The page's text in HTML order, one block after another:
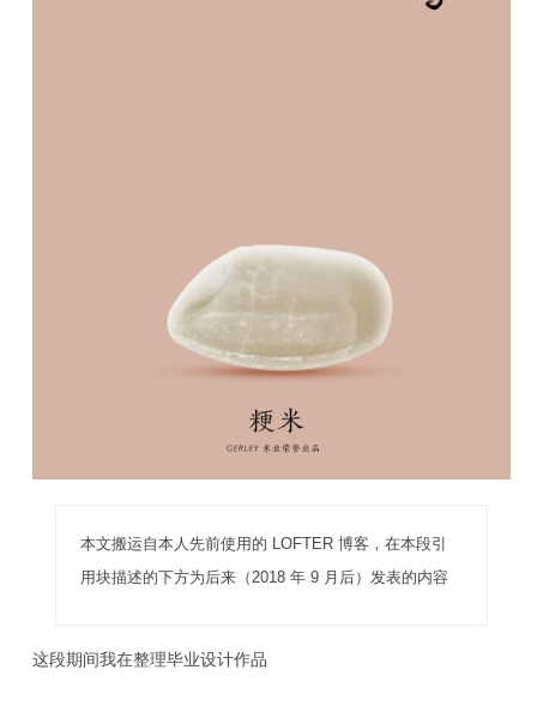
本文搬运自本人先前使用的 LOFTER 博客，在本段引
用块描述的下方为后来（2018 年 9 月后）发表的内容
这段期间我在整理毕业设计作品